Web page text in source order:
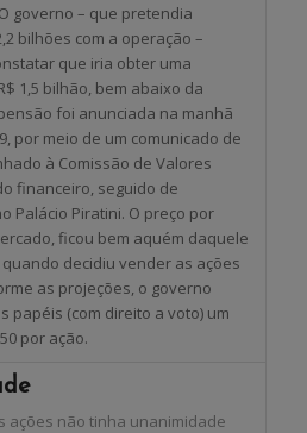
governo – que pretendia
bilhões com a operação –
que iria obter uma
1,5 bilhão, bem abaixo da
foi anunciada na manhã
por meio de um comunicado de
à Comissão de Valores
financeiro, seguido de
Palácio Piratini. O preço por
ficou bem aquém daquele
decidiu vender as ações
as projeções, o governo
papéis (com direito a voto) um
por ação.
ações não tinha unanimidade